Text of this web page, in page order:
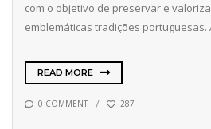
com o objetivo de preservar e
emblemáticas tradições portuguesas.
READ MORE
0 COMMENT 287